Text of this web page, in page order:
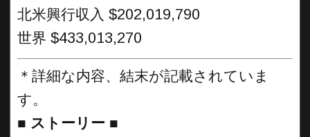
北米興行収入 $202,019,790
世界 $433,013,270
＊詳細な内容、結末が記載されていま
す。
■ ストーリー ■